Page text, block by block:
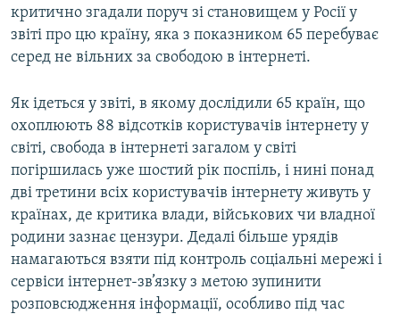
критично згадали поруч зі становищем у Росії у
звіті про цю країну, яка з показником 65 перебуває
серед не вільних за свободою в інтернеті.
Як ідеться у звіті, в якому дослідили 65 країн, що
охоплюють 88 відсотків користувачів інтернету у
світі, свобода в інтернеті загалом у світі
погіршилась уже шостий рік поспіль, і нині понад
дві третини всіх користувачів інтернету живуть у
країнах, де критика влади, військових чи владної
родини зазнає цензури. Дедалі більше урядів
намагаються взяти під контроль соціальні мережі і
сервіси інтернет-зв’язку з метою зупинити
розповсюдження інформації, особливо під час